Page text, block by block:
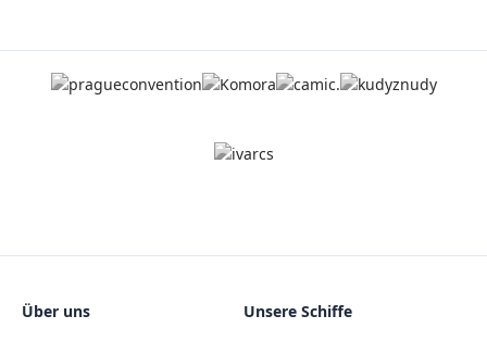
Über uns Unsere Schiffe